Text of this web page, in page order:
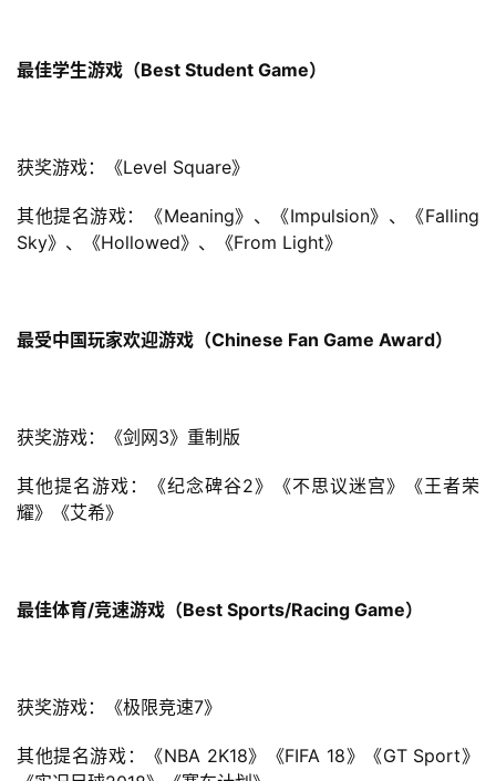
海
中
文
(
)
最佳学生游戏（Best Student Game）
获奖游戏：《Level Square》
其他提名游戏：《Meaning》、《Impulsion》、《Falling
Sky》、《Hollowed》、《From Light》
最受中国玩家欢迎游戏（Chinese Fan Game Award）
获奖游戏：《剑网3》重制版
其他提名游戏：《纪念碑谷2》《不思议迷宫》《王者荣
耀》《艾希》
最佳体育/竞速游戏（Best Sports/Racing Game）
获奖游戏：《极限竞速7》
其他提名游戏：《NBA 2K18》《FIFA 18》《GT Sport》